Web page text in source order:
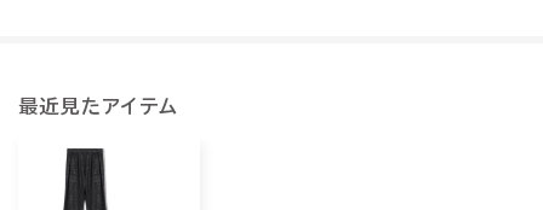
最近見たアイテム